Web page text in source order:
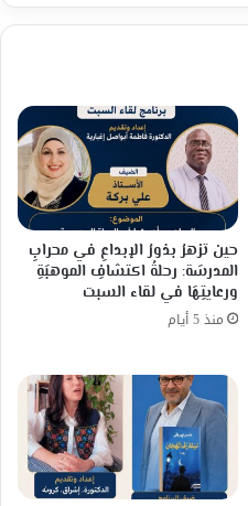
حين تزهرُ بذورُ الإبداعِ في محرابِ
المدرسَة: رحلةُ اكتشافِ الموهبَةِ
ورعايتِهَا في لقاء السبت
منذ 5 أيام